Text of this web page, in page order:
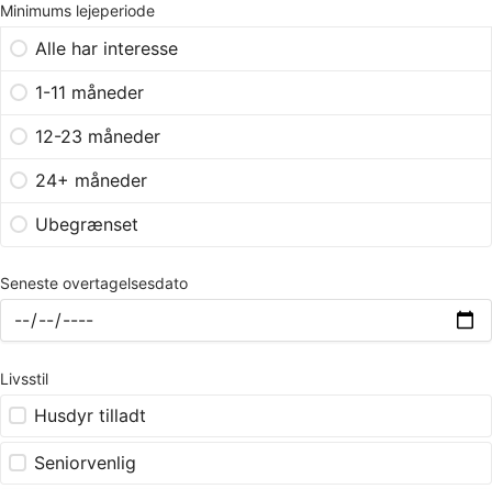
Minimums lejeperiode
Alle har interesse
1-11 måneder
12-23 måneder
24+ måneder
Ubegrænset
Seneste overtagelsesdato
Livsstil
Husdyr tilladt
Seniorvenlig